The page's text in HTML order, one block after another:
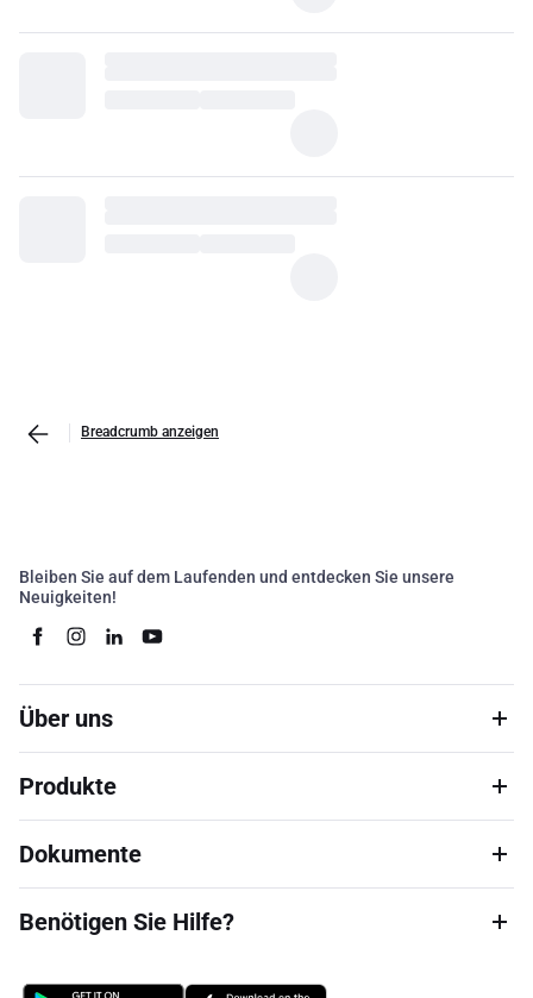
Breadcrumb anzeigen
Bleiben Sie auf dem Laufenden und entdecken Sie unsere
Neuigkeiten!
Über uns
Produkte
Dokumente
Benötigen Sie Hilfe?